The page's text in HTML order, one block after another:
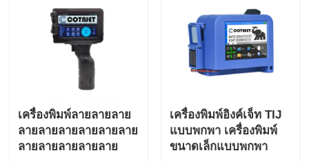
เครื่องพิมพ์ลายลายลาย
ลายลายลายลายลายลาย
ลายลายลายลายลาย
เครื่องพิมพ์อิงค์เจ็ท TIJ
แบบพกพา เครื่องพิมพ์
ขนาดเล็กแบบพกพา